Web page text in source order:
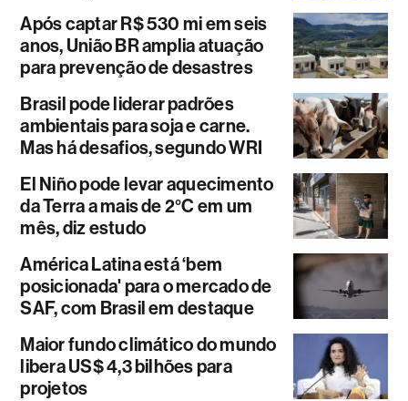
Após captar R$ 530 mi em seis
anos, União BR amplia atuação
para prevenção de desastres
Brasil pode liderar padrões
ambientais para soja e carne.
Mas há desafios, segundo WRI
El Niño pode levar aquecimento
da Terra a mais de 2°C em um
mês, diz estudo
América Latina está ‘bem
posicionada' para o mercado de
SAF, com Brasil em destaque
Maior fundo climático do mundo
libera US$ 4,3 bilhões para
projetos